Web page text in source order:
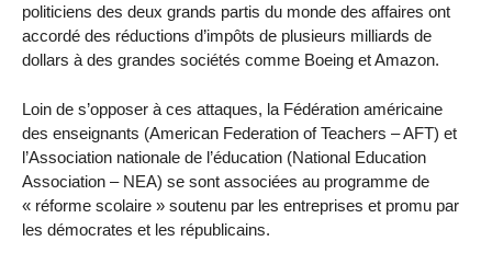
politiciens des deux grands partis du monde des affaires ont
accordé des réductions d’impôts de plusieurs milliards de
dollars à des grandes sociétés comme Boeing et Amazon.
Loin de s’opposer à ces attaques, la Fédération américaine
des enseignants (American Federation of Teachers – AFT) et
l’Association nationale de l’éducation (National Education
Association – NEA) se sont associées au programme de
« réforme scolaire » soutenu par les entreprises et promu par
les démocrates et les républicains.